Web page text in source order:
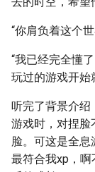
“你肩负着这个
“我已经完全懂
玩过的游戏开始
听完了背景介绍
游戏时，对捏脸
脸。可这是全息
最符合我xp，